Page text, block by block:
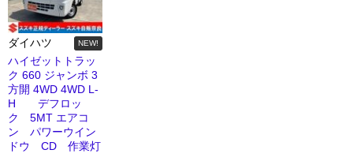
ダイハツ NEW!
ハイゼットトラッ
ク 660 ジャンボ 3
方開 4WD 4WD L-
H デフロッ
ク 5MT エアコ
ン パワーウイン
ドウ CD 作業灯